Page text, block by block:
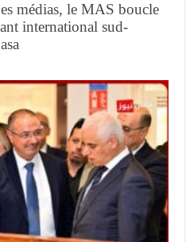
médias, le MAS boucle
international sud-